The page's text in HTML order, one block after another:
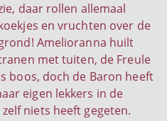
daar rollen allemaal
en vruchten over de
Amelioranna huilt
met tuiten, de Freule
boos, doch de Baron heeft
eigen lekkers in de
niets heeft gegeten.